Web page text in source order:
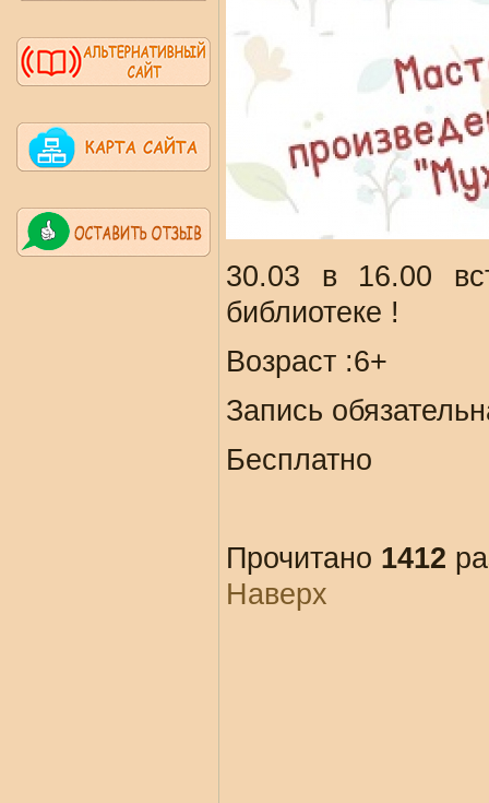
30.03 в 16.00
библиотеке !
Возраст :6+
Запись
Бесплатно
Прочитано 1412
Наверх